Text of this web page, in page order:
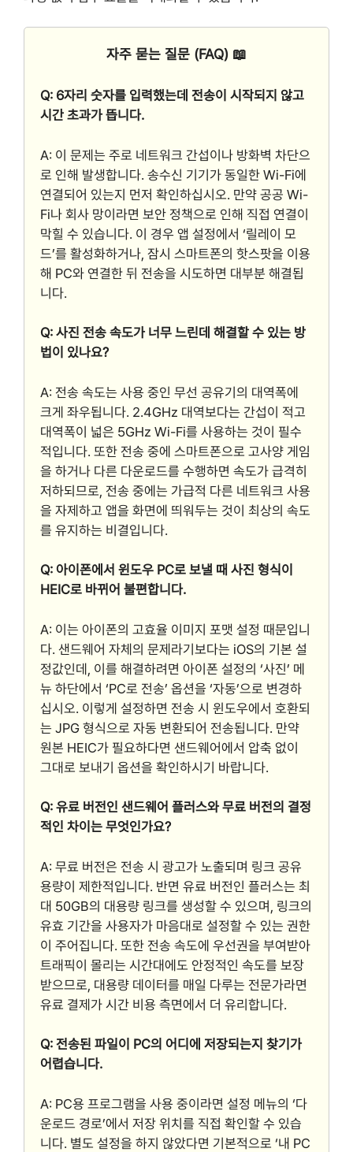
자주 묻는 질문 (FAQ) 📖
Q: 6자리 숫자를 입력했는데 전송이 시작되지 않고
시간 초과가 뜹니다.
A: 이 문제는 주로 네트워크 간섭이나 방화벽 차단으
로 인해 발생합니다. 송수신 기기가 동일한 Wi-Fi에
연결되어 있는지 먼저 확인하십시오. 만약 공공 Wi-
Fi나 회사 망이라면 보안 정책으로 인해 직접 연결이
막힐 수 있습니다. 이 경우 앱 설정에서 ‘릴레이 모
드’를 활성화하거나, 잠시 스마트폰의 핫스팟을 이용
해 PC와 연결한 뒤 전송을 시도하면 대부분 해결됩
니다.
Q: 사진 전송 속도가 너무 느린데 해결할 수 있는 방
법이 있나요?
A: 전송 속도는 사용 중인 무선 공유기의 대역폭에
크게 좌우됩니다. 2.4GHz 대역보다는 간섭이 적고
대역폭이 넓은 5GHz Wi-Fi를 사용하는 것이 필수
적입니다. 또한 전송 중에 스마트폰으로 고사양 게임
을 하거나 다른 다운로드를 수행하면 속도가 급격히
저하되므로, 전송 중에는 가급적 다른 네트워크 사용
을 자제하고 앱을 화면에 띄워두는 것이 최상의 속도
를 유지하는 비결입니다.
Q: 아이폰에서 윈도우 PC로 보낼 때 사진 형식이
HEIC로 바뀌어 불편합니다.
A: 이는 아이폰의 고효율 이미지 포맷 설정 때문입니
다. 샌드웨어 자체의 문제라기보다는 iOS의 기본 설
정값인데, 이를 해결하려면 아이폰 설정의 ‘사진’ 메
뉴 하단에서 ‘PC로 전송’ 옵션을 ‘자동’으로 변경하
십시오. 이렇게 설정하면 전송 시 윈도우에서 호환되
는 JPG 형식으로 자동 변환되어 전송됩니다. 만약
원본 HEIC가 필요하다면 샌드웨어에서 압축 없이
그대로 보내기 옵션을 확인하시기 바랍니다.
Q: 유료 버전인 샌드웨어 플러스와 무료 버전의 결정
적인 차이는 무엇인가요?
A: 무료 버전은 전송 시 광고가 노출되며 링크 공유
용량이 제한적입니다. 반면 유료 버전인 플러스는 최
대 50GB의 대용량 링크를 생성할 수 있으며, 링크의
유효 기간을 사용자가 마음대로 설정할 수 있는 권한
이 주어집니다. 또한 전송 속도에 우선권을 부여받아
트래픽이 몰리는 시간대에도 안정적인 속도를 보장
받으므로, 대용량 데이터를 매일 다루는 전문가라면
유료 결제가 시간 비용 측면에서 더 유리합니다.
Q: 전송된 파일이 PC의 어디에 저장되는지 찾기가
어렵습니다.
A: PC용 프로그램을 사용 중이라면 설정 메뉴의 ‘다
운로드 경로’에서 저장 위치를 직접 확인할 수 있습
니다. 별도 설정을 하지 않았다면 기본적으로 ‘내 PC